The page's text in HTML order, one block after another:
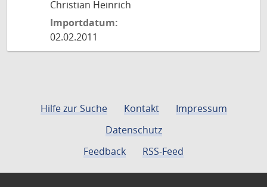
Christian Heinrich
Importdatum:
02.02.2011
Hilfe zur Suche Kontakt
Impressum
Datenschutz
Feedback
RSS-Feed